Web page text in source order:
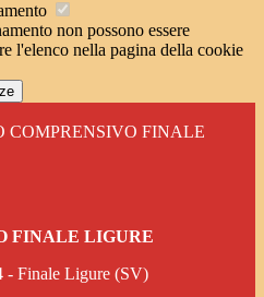
non possono essere
l'elenco nella pagina della cookie
COMPRENSIVO FINALE
FINALE LIGURE
- Finale Ligure (SV)